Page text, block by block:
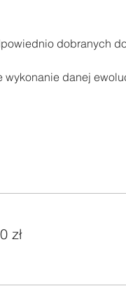
dobranych
wykonanie danej
zł